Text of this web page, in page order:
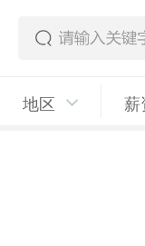
地区 薪